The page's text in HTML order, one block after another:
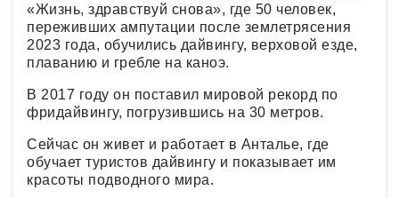
«Жизнь, здравствуй снова», где 50 человек,
переживших ампутации после землетрясения
2023 года, обучились дайвингу, верховой езде,
плаванию и гребле на каноэ.
В 2017 году он поставил мировой рекорд по
фридайвингу, погрузившись на 30 метров.
Сейчас он живет и работает в Анталье, где
обучает туристов дайвингу и показывает им
красоты подводного мира.